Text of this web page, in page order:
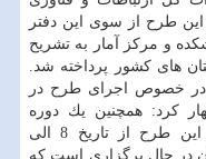
طرح از سوی این دفتر
و مركز آمار به تشریح
های كشور پرداخته شد.
در خصوص اجرای طرح در
كرد: همچنین یك دوره
آموزشی جهت نحوه اجرا و آمارگیری این طرح از تاریخ 8 الی
در حال برگزاری است كه